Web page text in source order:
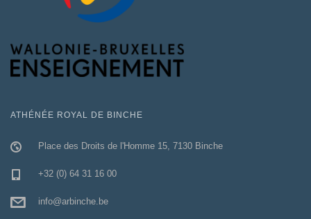
s
a
r
t
i
c
ATHÉNÉE ROYAL DE BINCHE
Place des Droits de l'Homme 15, 7130 Binche
+32 (0) 64 31 16 00
info@arbinche.be